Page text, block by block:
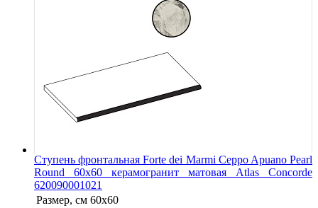
Ступень фронтальная Forte dei Marmi Ceppo Apuano Pearl
Round 60х60 керамогранит матовая Atlas Concorde
620090001021
Размер, см 60x60